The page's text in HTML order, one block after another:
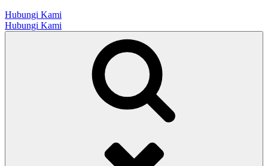
Hubungi Kami
Hubungi Kami